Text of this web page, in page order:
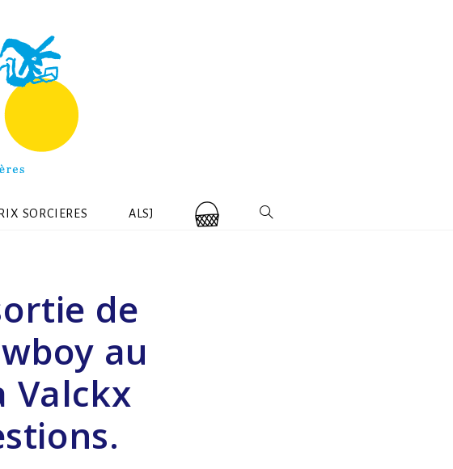
SORCIERES ALSJ
de
au
Valckx